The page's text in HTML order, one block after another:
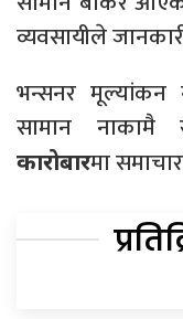
व्यवसायीले
भन्सनर मूल्यांकन
सामान नाकामै
कारोबारमा